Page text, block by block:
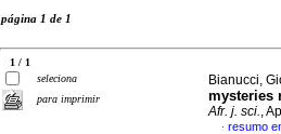
página 1 de 1
1 / 1
seleciona
para imprimir
Bianucci,
mysteries
Afr. j. sci.,
· resumo